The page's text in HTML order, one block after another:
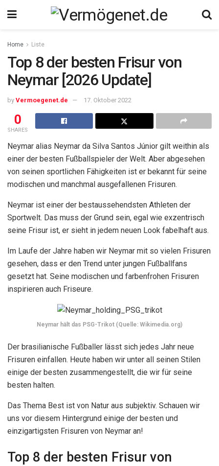
Home Liste
Top 8 der besten Frisur von
Neymar [2026 Update]
by Vermoegenet.de 17. Oktober 2022
0
SHARES
Neymar alias Neymar da Silva Santos Júnior gilt weithin als
einer der besten Fußballspieler der Welt. Aber abgesehen
von seinen sportlichen Fähigkeiten ist er bekannt für seine
modischen und manchmal ausgefallenen Frisuren.
Neymar ist einer der bestaussehendsten Athleten der
Sportwelt. Das muss der Grund sein, egal wie exzentrisch
seine Frisur ist, er sieht in jedem neuen Look fabelhaft aus.
Im Laufe der Jahre haben wir Neymar mit so vielen Frisuren
gesehen, dass er den Trend unter jungen Fußballfans
gesetzt hat. Seine modischen und farbenfrohen Frisuren
inspirieren auch Friseure.
Neymar hält das PSG-Trikot (Quelle: Wikimedia.org)
Der brasilianische Fußballer lässt sich jedes Jahr neue
Frisuren einfallen. Heute haben wir unter all seinen Stilen
einige der besten zusammengestellt, die wir für seine
besten halten.
Das Thema Best ist von Natur aus subjektiv. Schauen wir
uns vor diesem Hintergrund einige der besten und
einzigartigsten Frisuren von Neymar an!
Top 8 der besten Frisur von